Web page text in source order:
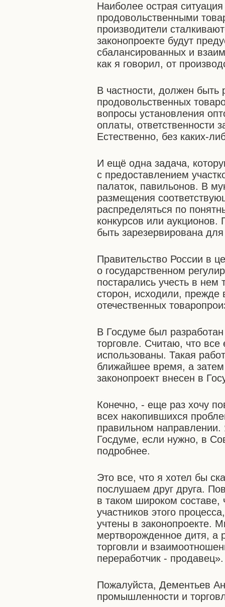
Наиболее острая
продовольственными
производители
законопроекте будут
сбалансированных и
как я говорил, от
В частности, должен быть
продовольственных
вопросы установления
оплаты, ответственности
Естественно, без каких-
И ещё одна задача,
с предоставлением
палаток, павильонов. В
размещения
распределяться по
конкурсов или
быть зарезервирована
Правительство России в
о государственном
постарались учесть в нем
сторон, исходили, прежде
отечественных
В Госдуме был
торговле. Считаю, что все
использованы. Такая
ближайшее время, а
законопроект внесен в
Конечно, - еще раз хочу
всех накопившихся
правильном
Госдуме, если нужно, в
подробнее.
Это все, что я хотел бы
послушаем друг друга.
в таком широком составе,
участников этого
учтены в законопроекте.
мертворожденное дитя, а
торговли и
переработчик - продавец».
Пожалуйста, Дементьев
промышленности и